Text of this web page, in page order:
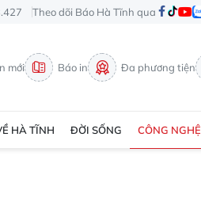
Theo dõi Báo Hà Tĩnh qua
mới Báo in Đa phương tiện
HÀ TĨNH ĐỜI SỐNG CÔNG NGHỆ